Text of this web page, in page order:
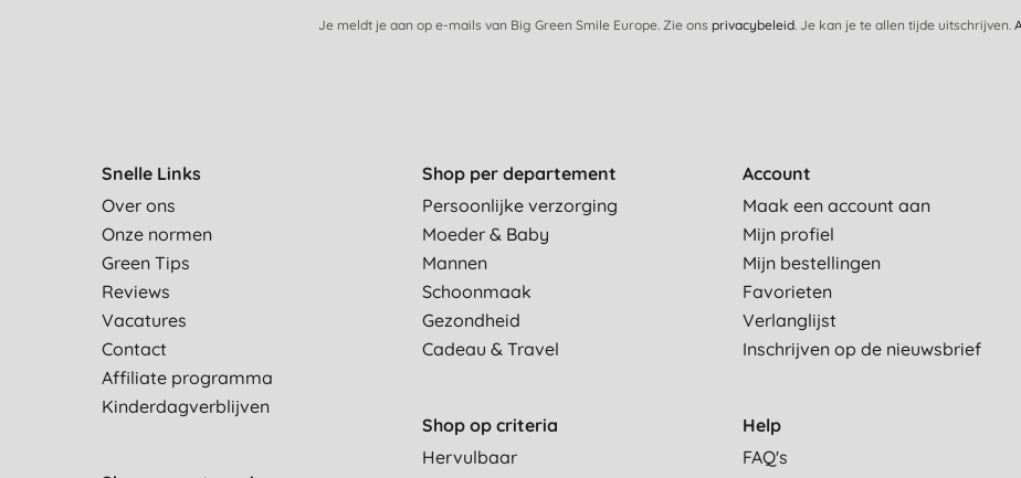
Je meldt je aan op e-mails van Big Green Smile Europe. Zie ons privacybeleid. Je kan je te allen tijde uitschrijven.
Snelle Links
Over ons
Onze normen
Green Tips
Reviews
Vacatures
Contact
Affiliate programma
Kinderdagverblijven
Shop per departement
Persoonlijke verzorging
Moeder & Baby
Mannen
Schoonmaak
Gezondheid
Cadeau & Travel
Shop op criteria
Hervulbaar
Account
Maak een account aan
Mijn profiel
Mijn bestellingen
Favorieten
Verlanglijst
Inschrijven op de nieuwsbrief
Help
FAQ's